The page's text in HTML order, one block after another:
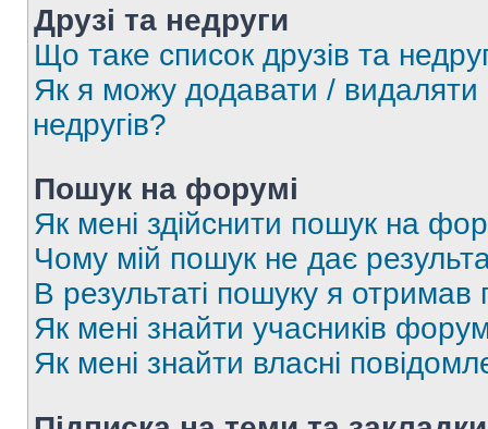
Друзі та недруги
Що таке список друзів та
Як я можу додавати / видаляти
недругів?
Пошук на форумі
Як мені здійснити пошук на
Чому мій пошук не дає
В результаті пошуку я отримав
Як мені знайти учасників
Як мені знайти власні